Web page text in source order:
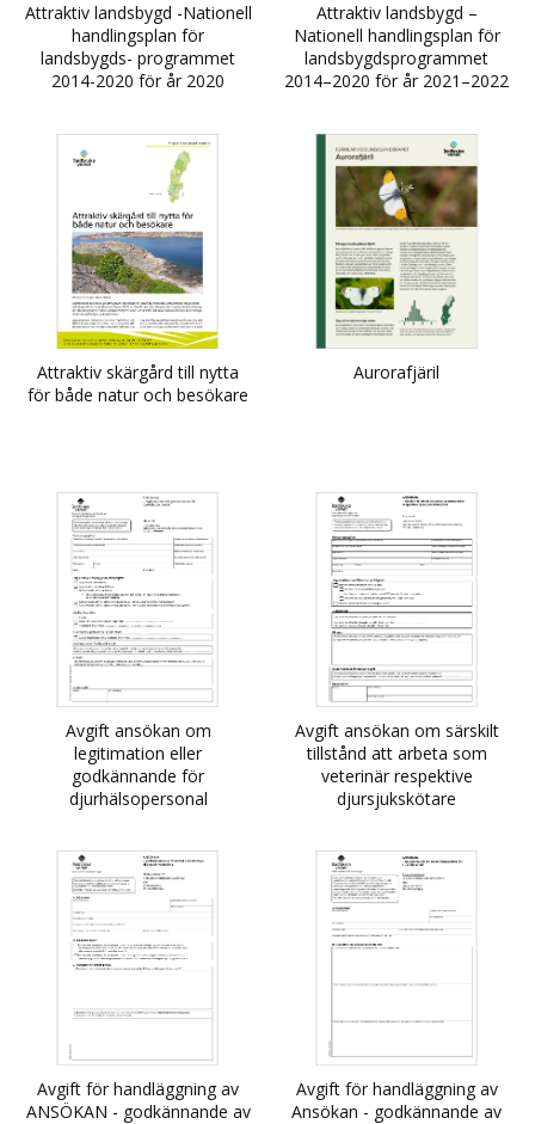
Attraktiv landsbygd -Nationell
handlingsplan för
landsbygds- programmet
2014-2020 för år 2020
Attraktiv landsbygd –
Nationell handlingsplan för
landsbygdsprogrammet
2014–2020 för år 2021–2022
Attraktiv skärgård till nytta
för både natur och besökare
Aurorafjäril
Avgift ansökan om
legitimation eller
godkännande för
djurhälsopersonal
Avgift ansökan om särskilt
tillstånd att arbeta som
veterinär respektive
djursjukskötare
Avgift för handläggning av
ANSÖKAN - godkännande av
Avgift för handläggning av
Ansökan - godkännande av